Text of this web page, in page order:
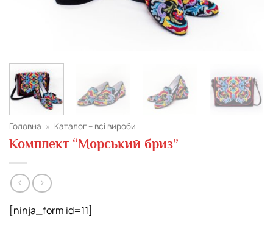
Головна » Каталог – всі вироби
Комплект “Морський бриз”
[ninja_form id=11]